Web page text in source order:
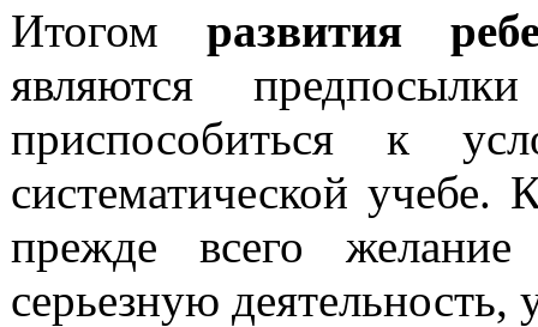
Итогом развития
являются
приспособиться к
систематической учебе.
прежде всего
серьезную деятельность,